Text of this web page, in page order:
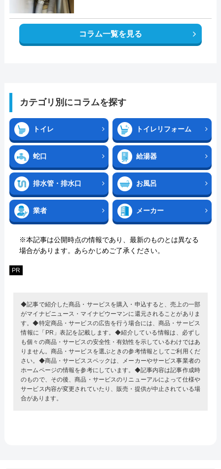
コラム一覧を見る
カテゴリ別にコラムを探す
トイレ トイレリフォーム
蛇口 給湯器
排水管・排水口 お風呂
業者 メーカー
※本記事は公開時点の情報であり、最新のものとは異なる
場合があります。あらかじめご了承ください。
PR
◆記事で紹介した商品・サービスを購入・申込すると、売上の一部
がマイナビニュース・マイナビウーマンに還元されることがありま
す。◆特定商品・サービスの広告を行う場合には、商品・サービス
情報に「PR」表記を記載します。◆紹介している情報は、必ずし
も個々の商品・サービスの安全性・有効性を示しているわけではあ
りません。商品・サービスを選ぶときの参考情報としてご利用くだ
さい。◆商品・サービススペックは、メーカーやサービス事業者の
ホームページの情報を参考にしています。◆記事内容は記事作成時
のもので、その後、商品・サービスのリニューアルによって仕様や
サービス内容が変更されていたり、販売・提供が中止されている場
合があります。